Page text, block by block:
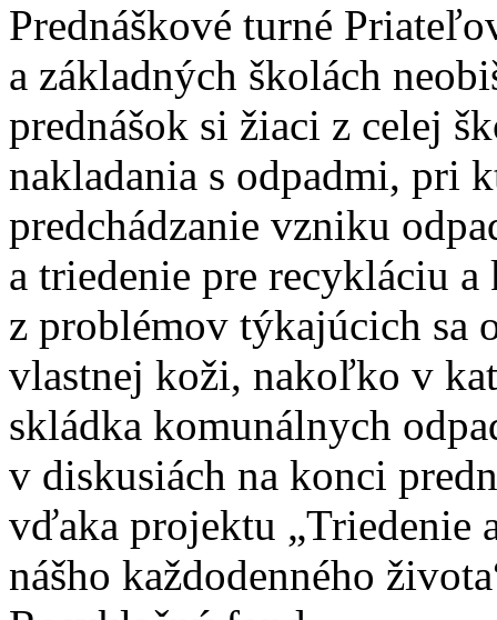
Prednáškové turné
a základných školách
prednášok si žiaci z celej
nakladania s odpadmi, pri
predchádzanie vzniku
a triedenie pre recykláciu
z problémov týkajúcich sa
vlastnej koži, nakoľko v
skládka komunálnych
v diskusiách na konci
vďaka projektu „Triedenie
nášho každodenného